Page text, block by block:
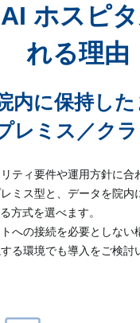
ホスピ
れる理由
内に保持した
レミス／ク
ティ要件や運用方針に合
ミス型と、データを院内
方式を選べます。
への接続を必要としない
る環境でも導入をご検討